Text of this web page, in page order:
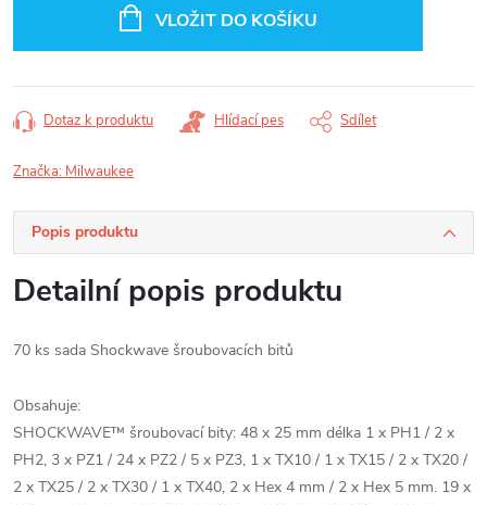
VLOŽIT DO KOŠÍKU
Dotaz k produktu Hlídací pes Sdílet
Značka: Milwaukee
Popis produktu
Detailní popis produktu
70 ks sada Shockwave šroubovacích bitů
Obsahuje:
SHOCKWAVE™ šroubovací bity: 48 x 25 mm délka 1 x PH1 / 2 x
PH2, 3 x PZ1 / 24 x PZ2 / 5 x PZ3, 1 x TX10 / 1 x TX15 / 2 x TX20 /
2 x TX25 / 2 x TX30 / 1 x TX40, 2 x Hex 4 mm / 2 x Hex 5 mm. 19 x